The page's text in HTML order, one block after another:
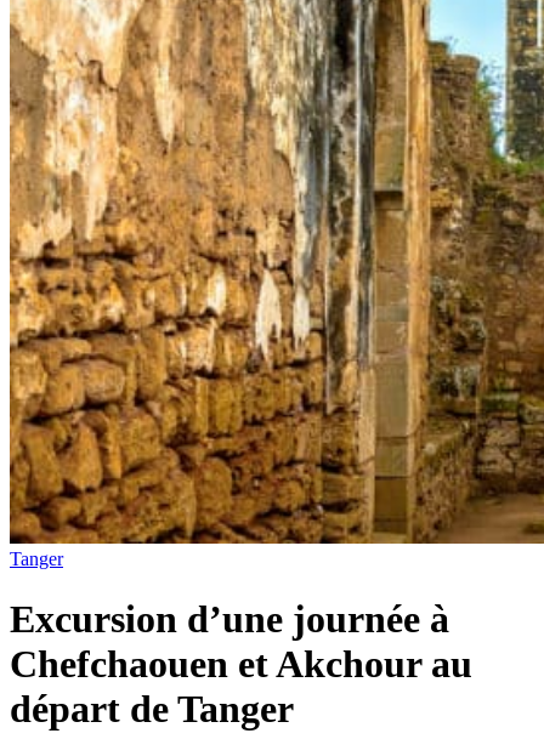
Tanger
Excursion d’une journée à
Chefchaouen et Akchour au
départ de Tanger